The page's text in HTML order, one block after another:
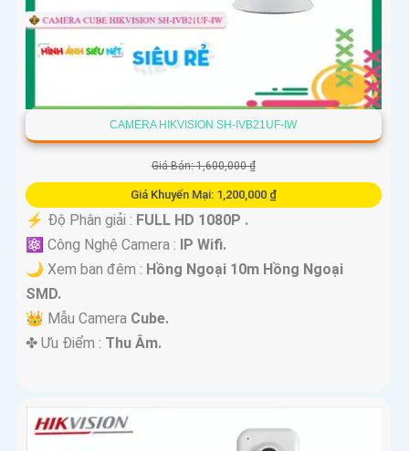
CAMERA HIKVISION SH-IVB21UF-IW
Giá Bán: 1,600,000 ₫
Giá Khuyến Mại: 1,200,000 ₫
️⚡ Độ Phân giải : FULL HD 1080P .
⚛️ Công Nghệ Camera :
IP Wifi.
🌙 Xem ban đêm : Hồng Ngoại 10m Hồng Ngoại
SMD.
👑 Mẫu Camera Cube.
️✤ Ưu Điểm : Thu Âm.